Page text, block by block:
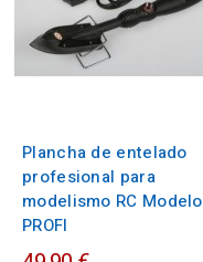
Plancha de entelado
profesional para
modelismo RC Modelo
PROFI